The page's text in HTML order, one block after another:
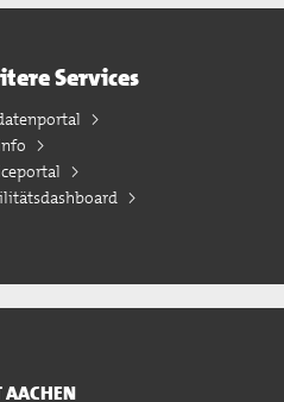
Services
AACHEN